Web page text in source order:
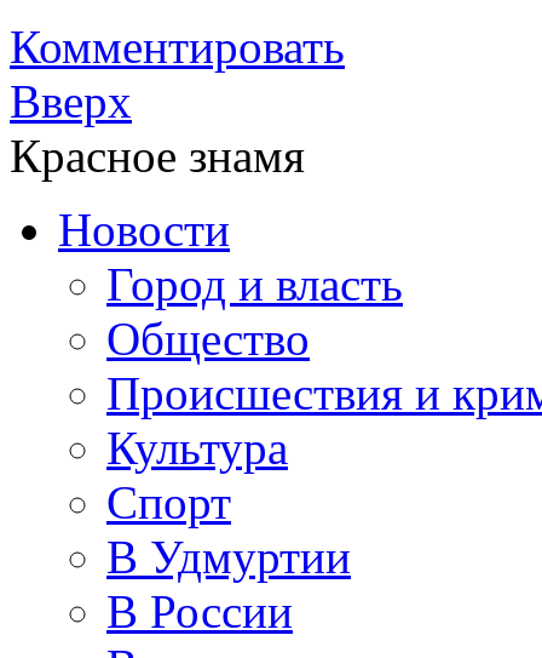
Комментировать
Вверх
Красное знамя
Новости
Город и власть
Общество
Происшествия и
Культура
Спорт
В Удмуртии
В России